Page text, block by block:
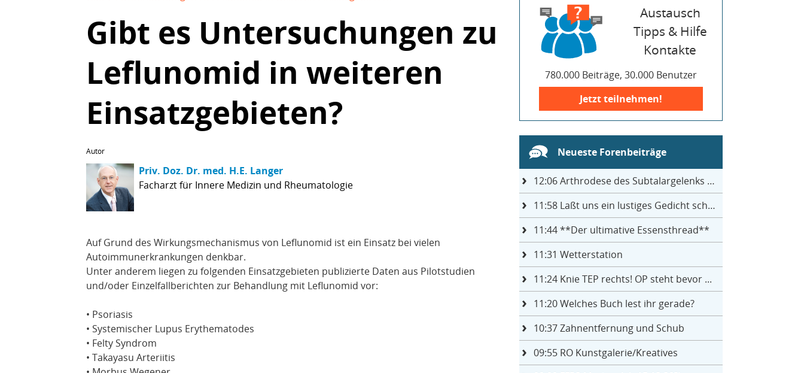
Gibt es Untersuchungen zu
Leflunomid in weiteren
Einsatzgebieten?
Autor
Priv. Doz. Dr. med. H.E. Langer
Facharzt für Innere Medizin und Rheumatologie
Auf Grund des Wirkungsmechanismus von Leflunomid ist ein Einsatz bei vielen
Autoimmunerkrankungen denkbar.
Unter anderem liegen zu folgenden Einsatzgebieten publizierte Daten aus Pilotstudien
und/oder Einzelfallberichten zur Behandlung mit Leflunomid vor:
• Psoriasis
• Systemischer Lupus Erythematodes
• Felty Syndrom
• Takayasu Arteriitis
Austausch
Tipps & Hilfe
Kontakte
780.000 Beiträge, 30.000 Benutzer
Jetzt teilnehmen!
Neueste Forenbeiträge
12:06Arthrodese des Subtalargelenks mit 27
11:58Laßt uns ein lustiges Gedicht schreiben- jeder einen Satz
11:44**Der ultimative Essensthread**
11:31 Wetterstation
11:24Knie TEP rechts! OP steht bevor ...
11:20Welches Buch lest ihr gerade?
10:37Zahnentfernung und Schub
09:55RO Kunstgalerie/Kreatives